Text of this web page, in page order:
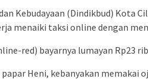
Kebudayaan (Dindikbud) Kota
menaiki taksi online dengan
red) bayarnya lumayan Rp23
Heni, kebanyakan memakai